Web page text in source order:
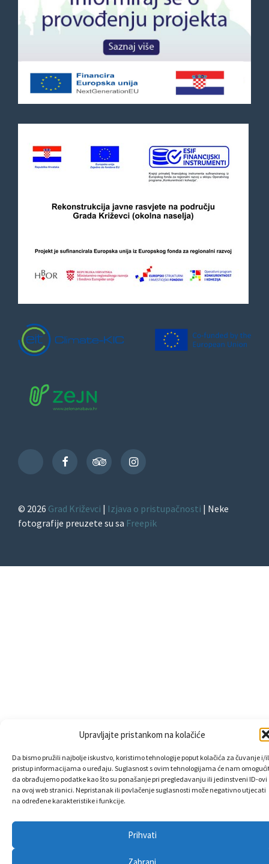
Upravljajte pristankom na kolačiće
Da bismo pružili najbolje iskustvo, koristimo tehnologije poput kolačića za čuvanje i/
pristup informacijama o uređaju. Suglasnost s ovim tehnologijama će nam
da obrađujemo podatke kao što su ponašanje pri pregledavanju ili jedinstveni ID-ovi
na ovoj web stranici. Nepristanak ili povlačenje suglasnosti može negativno utjecati
na određene karakteristike i funkcije.
Prihvati
Zabrani
TikTok
FacebookTripAdvisorInstagram
© 2026 Grad Križevci | Izjava o pristupačnosti | Neke
fotografije preuzete su sa Freepik